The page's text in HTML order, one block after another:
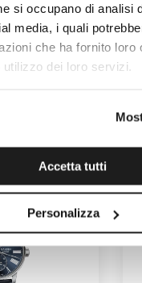
si occupano di analisi
media, i quali
che ha fornito loro
dei loro servizi.
Accetta tutti
Personalizza
DALLA
SPEDIZIONE
PER